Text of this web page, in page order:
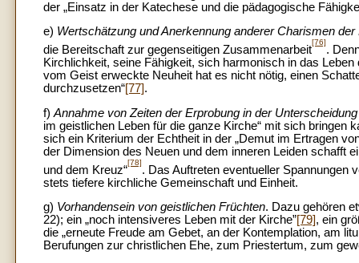
der „Einsatz in der Katechese und die pädagogische
e) Wertschätzung und Anerkennung anderer Charismen
die Bereitschaft zur gegenseitigen Zusammenarbeit
[76]
.
Kirchlichkeit, seine Fähigkeit, sich harmonisch in das
vom Geist erweckte Neuheit hat es nicht nötig, einen
durchzusetzen“[77].
f) Annahme von Zeiten der Erprobung in der
im geistlichen Leben für die ganze Kirche“ mit sich bringen
sich ein Kriterium der Echtheit in der „Demut im Ertragen
der Dimension des Neuen und dem inneren Leiden schafft
und dem Kreuz“
[78]
. Das Auftreten eventueller Spannungen
stets tiefere kirchliche Gemeinschaft und Einheit.
g) Vorhandensein von geistlichen Früchten. Dazu gehören
22); ein „noch intensiveres Leben mit der Kirche”[79], ein
die „erneute Freude am Gebet, an der Kontemplation, am
Berufungen zur christlichen Ehe, zum Priestertum, zum